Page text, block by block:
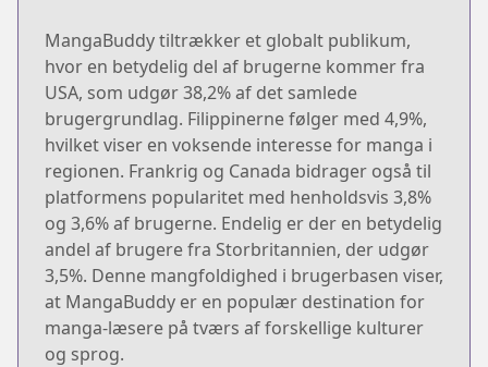
MangaBuddy tiltrækker et globalt publikum,
hvor en betydelig del af brugerne kommer fra
USA, som udgør 38,2% af det samlede
brugergrundlag. Filippinerne følger med 4,9%,
hvilket viser en voksende interesse for manga i
regionen. Frankrig og Canada bidrager også til
platformens popularitet med henholdsvis 3,8%
og 3,6% af brugerne. Endelig er der en betydelig
andel af brugere fra Storbritannien, der udgør
3,5%. Denne mangfoldighed i brugerbasen viser,
at MangaBuddy er en populær destination for
manga-læsere på tværs af forskellige kulturer
og sprog.